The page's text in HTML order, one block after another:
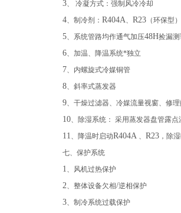
3、 冷凝方式：强制风冷冷却
4、制冷剂： R404A、 R23 （环保型）
5、系统管路均作通气加压48H捡漏
6、加温、降温系统*独立
7、内螺旋式冷媒铜管
8、斜率式蒸发器
9、干燥过滤器、冷媒流量视窗、修
10、除湿系统： 采用蒸发器盘管露
11、降温时启动R404A 、 R23 ，除
七、保护系统
1、风机过热保护
2、整体设备欠相/逆相保护
3、制冷系统过载保护